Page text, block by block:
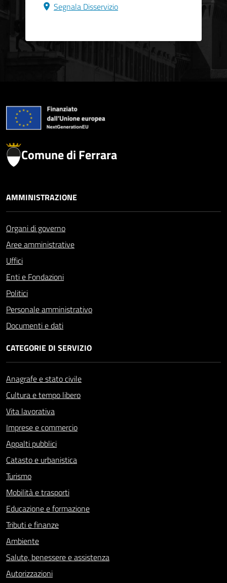
Segnala Disservizio
Comune di Ferrara
AMMINISTRAZIONE
Organi di governo
Aree amministrative
Uffici
Enti e Fondazioni
Politici
Personale amministrativo
Documenti e dati
CATEGORIE DI SERVIZIO
Anagrafe e stato civile
Cultura e tempo libero
Vita lavorativa
Imprese e commercio
Appalti pubblici
Catasto e urbanistica
Turismo
Mobilità e trasporti
Educazione e formazione
Tributi e finanze
Ambiente
Salute, benessere e assistenza
Autorizzazioni